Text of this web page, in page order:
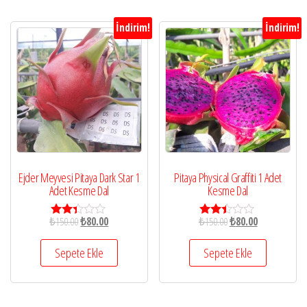
İndirim!
Ejder Meyvesi Pitaya Dark Star 1
Adet Kesme Dal
5
2.28
oy
₺150.00₺80.00
Sepete Ekle
İndirim!
Pitaya Physical Graffiti 1 Adet
Kesme Dal
5
2.35
oy
₺150.00₺80.00
Sepete Ekle